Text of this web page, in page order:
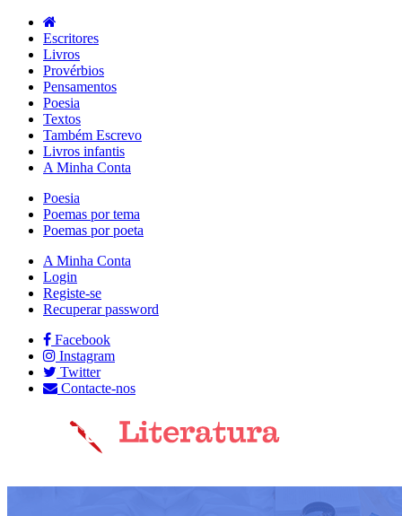
Escritores
Livros
Provérbios
Pensamentos
Poesia
Textos
Também Escrevo
Livros infantis
A Minha Conta
Poesia
Poemas por tema
Poemas por poeta
A Minha Conta
Login
Registe-se
Recuperar password
Facebook
Instagram
Twitter
Contacte-nos